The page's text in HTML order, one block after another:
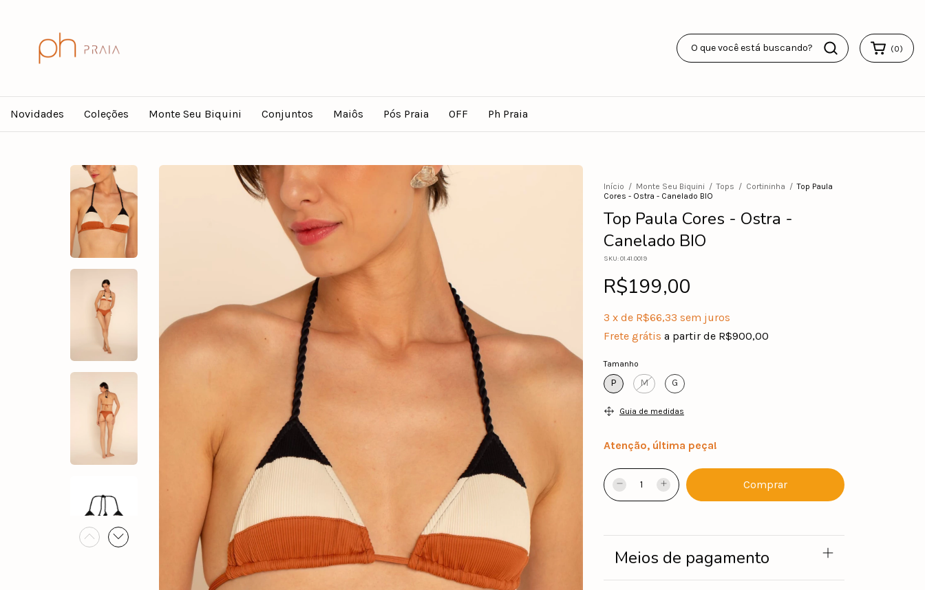
(0)
Novidades Coleções Monte Seu Biquini Conjuntos Maiôs Pós Praia OFF Ph Praia
Início / Monte Seu Biquini / Tops / Cortininha / Top Paula
Cores - Ostra - Canelado BIO
Top Paula Cores - Ostra -
Canelado BIO
SKU:01.41.0019
R$199,00
3 x de R$66,33 sem juros
Frete grátis a partir de R$900,00
Tamanho
P M G
Guia de medidas
Atenção, última peça!
Meios de pagamento